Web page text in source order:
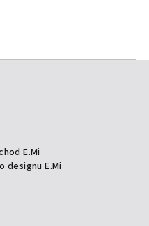
E.Mi
designu E.Mi